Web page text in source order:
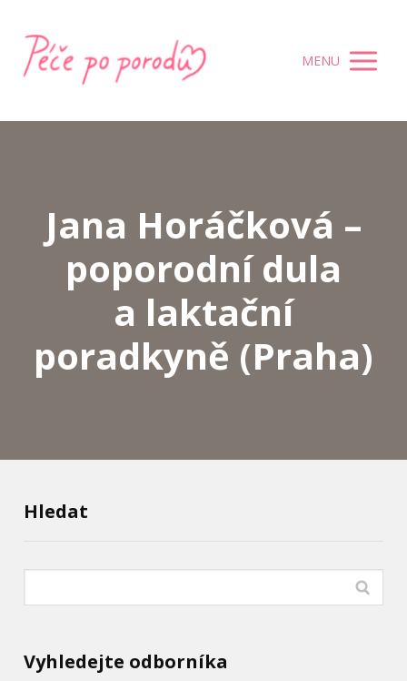
MENU
Jana Horáčková –
poporodní dula
a laktační
poradkyně (Praha)
Hledat
Vyhledejte odborníka